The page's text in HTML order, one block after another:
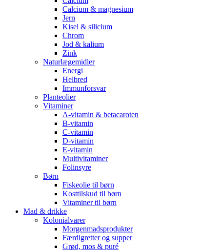
Calcium & magnesium
Jern
Kisel & silicium
Chrom
Jod & kalium
Zink
Naturlægemidler
Energi
Helbred
Immunforsvar
Planteolier
Vitaminer
A-vitamin & betacaroten
B-vitamin
C-vitamin
D-vitamin
E-vitamin
Multivitaminer
Folinsyre
Børn
Fiskeolie til børn
Kosttilskud til børn
Vitaminer til børn
Mad & drikke
Kolonialvarer
Morgenmadsprodukter
Færdigretter og supper
Grød, mos & puré